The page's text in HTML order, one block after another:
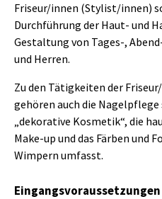
Friseur/innen (Stylist/innen)
Durchführung der Haut- und
Gestaltung von Tages-,
und Herren.
Zu den Tätigkeiten der
gehören auch die
„dekorative Kosmetik“, die
Make-up und das Färben und
Wimpern umfasst.
Eingangsvoraussetzungen